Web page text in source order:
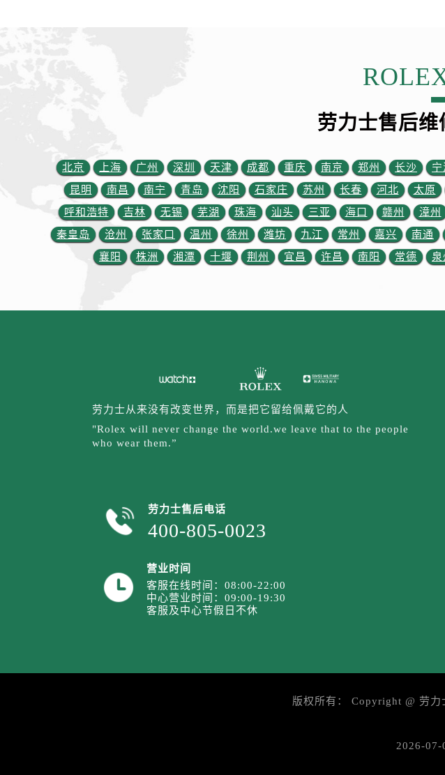
辽宁省丹东市振兴区七经街劳力士售后服务中心（需提前预约）
辽宁省抚顺市新抚区东一路劳力士售后服务中心（需提前预约）
辽宁省阜新市海州区解放大街劳力士售后服务中心（需提前预约
辽宁省葫芦岛市连山区中央路劳力士售后服务中心（需提前预约
辽宁省辽阳市白塔区新运大街劳力士售后服务中心（需提前预约
辽宁省盘锦市兴隆台区石油大街劳力士售后服务中心（需提前预
辽宁省铁岭市银州区南马路劳力士售后服务中心（需提前预约）
辽宁省营口市站前区市府路与渤海大街交叉口劳力士售后服务
辽宁省沈阳市沈河区中街路137号亨得利名表维修授权店1楼劳
北京市东城区东长安街1号王府井东方广场W3座6层602室劳力
河北省保定市竞秀区朝阳北大街北国先天下劳力士售后服务中心
内蒙古自治区巴彦淖尔市临河区新华街劳力士售后服务中心（需
内蒙古自治区包头市青山区幸福路甲3号王府井百货名表维修劳
内蒙古自治区赤峰市红山区哈达街劳力士售后服务中心（需提前
内蒙古自治区鄂尔多斯市东胜区伊金霍洛街劳力士售后服务中心
内蒙古自治区呼伦贝尔市海拉尔区中央街劳力士售后服务中心（
内蒙古自治区乌兰察布市集宁区恩和大街劳力士售后服务中心（
内蒙古自治区锡林郭勒盟市锡林浩特市光明街与额尔敦路交叉
山西省大同市平城区迎宾街劳力士售后服务中心（需提前预约）
山西省晋城市城区黄华街劳力士售后服务中心（需提前预约）
山西省晋中市榆次区顺城街劳力士售后服务中心（需提前预约）
山西省阳泉市郊区平阳东街与新城大道交叉口劳力士售后服务
山西省长治市潞州区英雄中路劳力士售后服务中心（需提前预约
劳力士售后
北京 上海 广州 深圳 天津 成都 重庆 南京 郑州 长沙 宁
昆明
南昌 南宁 青岛 沈阳 石家庄 苏州 长春 河北 太原
呼和浩特
吉林 无锡 芜湖 珠海 汕头 三亚 海口 赣州 漳州
秦皇岛
沧州 张家口 温州 徐州 潍坊 九江 常州 嘉兴 南通
襄阳
株洲 湘潭 十堰 荆州 宜昌 许昌 南阳 常德 泉
劳力士从来没有改变世界，而是把它留给佩戴它的人
"Rolex will never change the world.we leave that to the people
who wear them.”
劳力士售后电话
400-805-0023
营业时间
客服在线时间：08:00-22:00
中心营业时间：09:00-19:30
客服及中心节假日不休
版权所有： Copyright @ 劳力
2026-07-